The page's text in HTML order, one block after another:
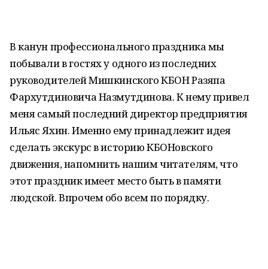
В канун профессионального праздника мы
побывали в гостях у одного из последних
руководителей Мишкинского КБОН Разяпа
Фархутдиновича Назмутдинова. К нему привел
меня самый последний директор предприятия
Ильяс Яхин. Именно ему принадлежит идея
сделать экскурс в историю КБОНовского
движения, напомнить нашим читателям, что
этот праздник имеет место быть в памяти
людской. Впрочем обо всем по порядку.